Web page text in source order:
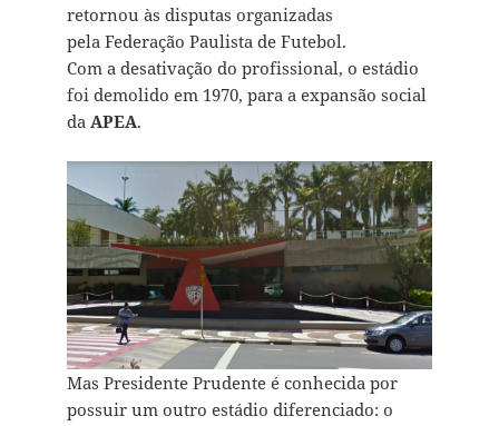
retornou às disputas organizadas
pela Federação Paulista de Futebol.
Com a desativação do profissional, o estádio
foi demolido em 1970, para a expansão social
da APEA.
Mas Presidente Prudente é conhecida por
possuir um outro estádio diferenciado: o